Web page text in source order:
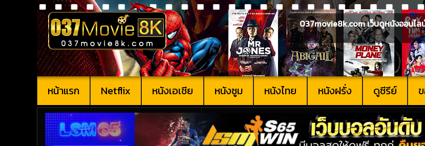
037movie8k.com เว็บดูหนังออนไ
หน้าแรก Netflix หนังเอเชีย หนังซูม หนังไทย หนังฝรั่ง ดูซีรีย์